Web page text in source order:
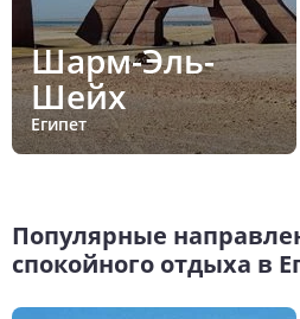
Шарм-Эль-
Шейх
Египет
Популярные
спокойного отдыха в